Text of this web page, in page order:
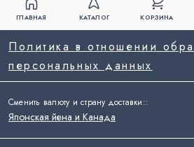
ГЛАВНАЯ КАТАЛОГ КОРЗИНА
Политика в отношении
персональных данных
Сменить валюту и страну доставки::
Японская йена и Канада